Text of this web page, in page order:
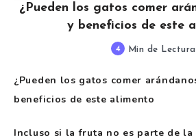
¿Pueden los gatos comer
y beneficios de este
4 Min de Lectura
¿Pueden los gatos comer
beneficios de este alimento
Incluso si la fruta no es parte de